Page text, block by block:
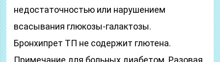
недостаточностью или нарушением
всасывания глюкозы-галактозы.
Бронхипрет ТП не содержит глютена.
Примечание для больных диабетом. Разовая